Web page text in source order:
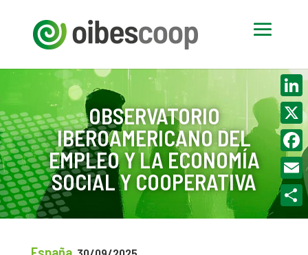
OBSERVATORIO
IBEROAMERICANO DEL
EMPLEO Y LA ECONOMÍA
SOCIAL Y COOPERATIVA
X
Email